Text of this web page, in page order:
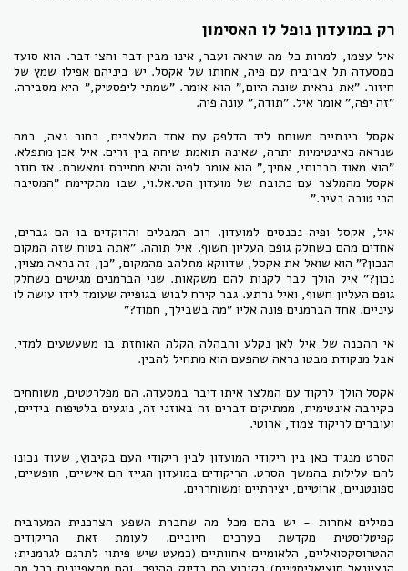
רק במועדון נופל לו האסימון
איל עצמו, למרות כל מה שראה ועבר, אינו מבין דבר וחצי דבר. הוא סועד
במסעדה תל אביבית עם פיה, אחותו של אקסל. יש ביניהם אפילו שמץ של
חיזור. "את נראית שונה היום," הוא אומר. "שמתי ליפסטיק," היא מסבירה.
"זה יפה," אומר איל. "תודה," עונה פיה.
אקסל בינתיים משוחח ליד הדלפק עם אחד המלצרים, בחור נאה, במה
שנראה כאינטימיות יתרה, שאינה תואמת שיחה בין זרים. איל אכן מתפלא.
"הוא מאוד חברותי, אחיך," הוא אומר לפיה והיא מחייכת ומאשרת. אז חוזר
אקסל מהמלצר עם כתובת של מועדון הטי.אל.וי, שבו מתקיימת "המסיבה
הכי טובה בעיר."
איל, אקסל ופיה נכנסים למועדון. רוב המבלים והרוקדים בו הם גברים,
אחדים מהם כשחלק גופם העליון חשוף. איל תוהה. "אתה בטוח שזה המקום
הנכון?" הוא שואל את אקסל, שדווקא מתלהב מהמקום, "כן, זה נראה מצוין,
נכון?" איל הולך לבר לקנות להם משקאות. שני הברמנים מגישים כשחלק
גופם העליון חשוף, ואיל נרתע. גבר קירח לבוש בגופייה שעומד לידו עושה לו
עיניים. אחד הברמנים פונה אליו "מה בשבילך, חמוד?"
אי ההבנה של איל לאן נקלע והבהלה הקלה האוחזת בו משעשעים למדי,
אבל מנקודת מבטו נראה שהפעם הוא מתחיל להבין.
אקסל הולך לרקוד עם המלצר איתו דיבר במסעדה. הם מפלרטטים, משוחחים
בקירבה אינטימית, ממתיקים דברים זה באוזני זה, נוגעים בלטיפות בידיים,
ועוברים לריקוד צמוד, ארוטי.
הסרט מנגיד כאן בין ריקודי המועדון לבין ריקודי העם בקיבוץ, שעוד נכונו
להם עלילות בהמשך הסרט. הריקודים במועדון הגייז הם אישיים, חופשיים,
ספונטניים, ארוטיים, יצירתיים ומשוחררים.
במילים אחרות - יש בהם מכל מה שחברת השפע הצרכנית המערבית
קפיטליסטית מקדשת כערכים חיוביים. לעומת זאת הריקודים
ההטרוסקסואליים, הלאומיים אחוותיים (כמעט שיש פיתוי לתרגם לגרמנית: